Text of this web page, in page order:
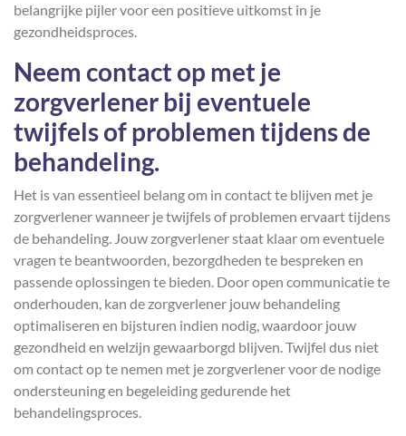
belangrijke pijler voor een positieve uitkomst in je
gezondheidsproces.
Neem contact op met je
zorgverlener bij eventuele
twijfels of problemen tijdens de
behandeling.
Het is van essentieel belang om in contact te blijven met je
zorgverlener wanneer je twijfels of problemen ervaart tijdens
de behandeling. Jouw zorgverlener staat klaar om eventuele
vragen te beantwoorden, bezorgdheden te bespreken en
passende oplossingen te bieden. Door open communicatie te
onderhouden, kan de zorgverlener jouw behandeling
optimaliseren en bijsturen indien nodig, waardoor jouw
gezondheid en welzijn gewaarborgd blijven. Twijfel dus niet
om contact op te nemen met je zorgverlener voor de nodige
ondersteuning en begeleiding gedurende het
behandelingsproces.